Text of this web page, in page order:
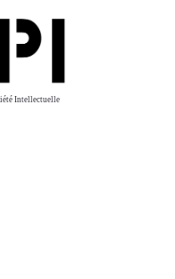
Intellectuelle